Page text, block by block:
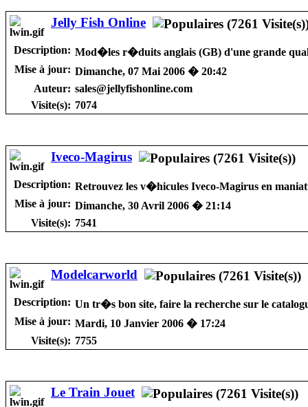
Jelly Fish Online
Description: Mod�les r�duits anglais (GB) d'une grande
Mise à jour: Dimanche, 07 Mai 2006 � 20:42
Auteur: sales@jellyfishonline.com
Visite(s): 7074
Iveco-Magirus
Description: Retrouvez les v�hicules Iveco-Magirus en
Mise à jour: Dimanche, 30 Avril 2006 � 21:14
Visite(s): 7541
Modelcarworld
Description: Un tr�s bon site, faire la recherche sur le
Mise à jour: Mardi, 10 Janvier 2006 � 17:24
Visite(s): 7755
Le Train Jouet